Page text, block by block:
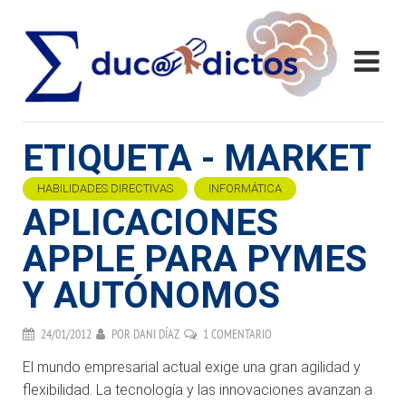
ETIQUETA - MARKET
HABILIDADES DIRECTIVAS INFORMÁTICA
APLICACIONES
APPLE PARA PYMES
Y AUTÓNOMOS
24/01/2012 POR DANI DÍAZ 1 COMENTARIO
El mundo empresarial actual exige una gran agilidad y
flexibilidad. La tecnología y las innovaciones avanzan a